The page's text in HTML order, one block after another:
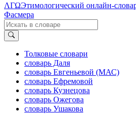
ΛΓΩЭтимологический онлайн-
Фасмера
Толковые словари
словарь Даля
словарь Евгеньевой (МАС)
словарь Ефремовой
словарь Кузнецова
словарь Ожегова
словарь Ушакова